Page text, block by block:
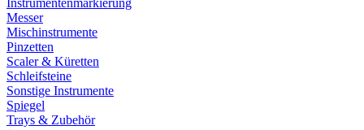
Instrumentenmarkierung
Messer
Mischinstrumente
Pinzetten
Scaler & Küretten
Schleifsteine
Sonstige Instrumente
Spiegel
Trays & Zubehör